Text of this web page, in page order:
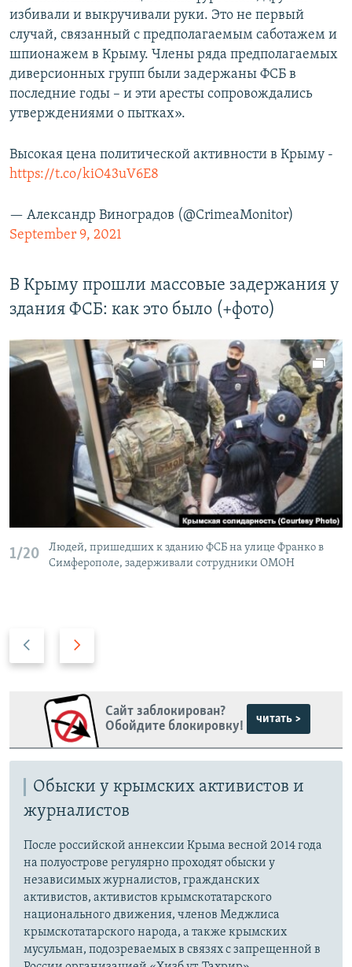
избивали и выкручивали руки. Это не первый
случай, связанный с предполагаемым саботажем и
шпионажем в Крыму. Члены ряда предполагаемых
диверсионных групп были задержаны ФСБ в
последние годы – и эти аресты сопровождались
утверждениями о пытках».
Высокая цена политической активности в Крыму -
https://t.co/kiO43uV6E8
— Александр Виноградов (@CrimeaMonitor)
September 9, 2021
В Крыму прошли массовые задержания у
здания ФСБ: как это было (+фото)
1/20
Людей, пришедших к зданию ФСБ на улице Франко в
Симферополе, задерживали сотрудники ОМОН
д
у
ю
й
с
а
й
д
Сайт заблокирован?
Обойдите блокировку!
читать >
Обыски у крымских активистов и
журналистов
После российской аннексии Крыма весной 2014 года
на полуострове регулярно проходят обыски у
независимых журналистов, гражданских
активистов, активистов крымскотатарского
национального движения, членов Меджлиса
крымскотатарского народа, а также крымских
мусульман, подозреваемых в связях с запрещенной в